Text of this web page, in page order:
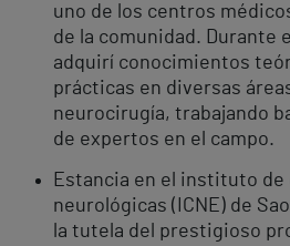
uno de los centros
de la comunidad. Durante
adquirí conocimientos
prácticas en diversas
neurocirugía, trabajando
de expertos en el campo.
Estancia en el instituto de
neurológicas (ICNE) de
la tutela del prestigioso